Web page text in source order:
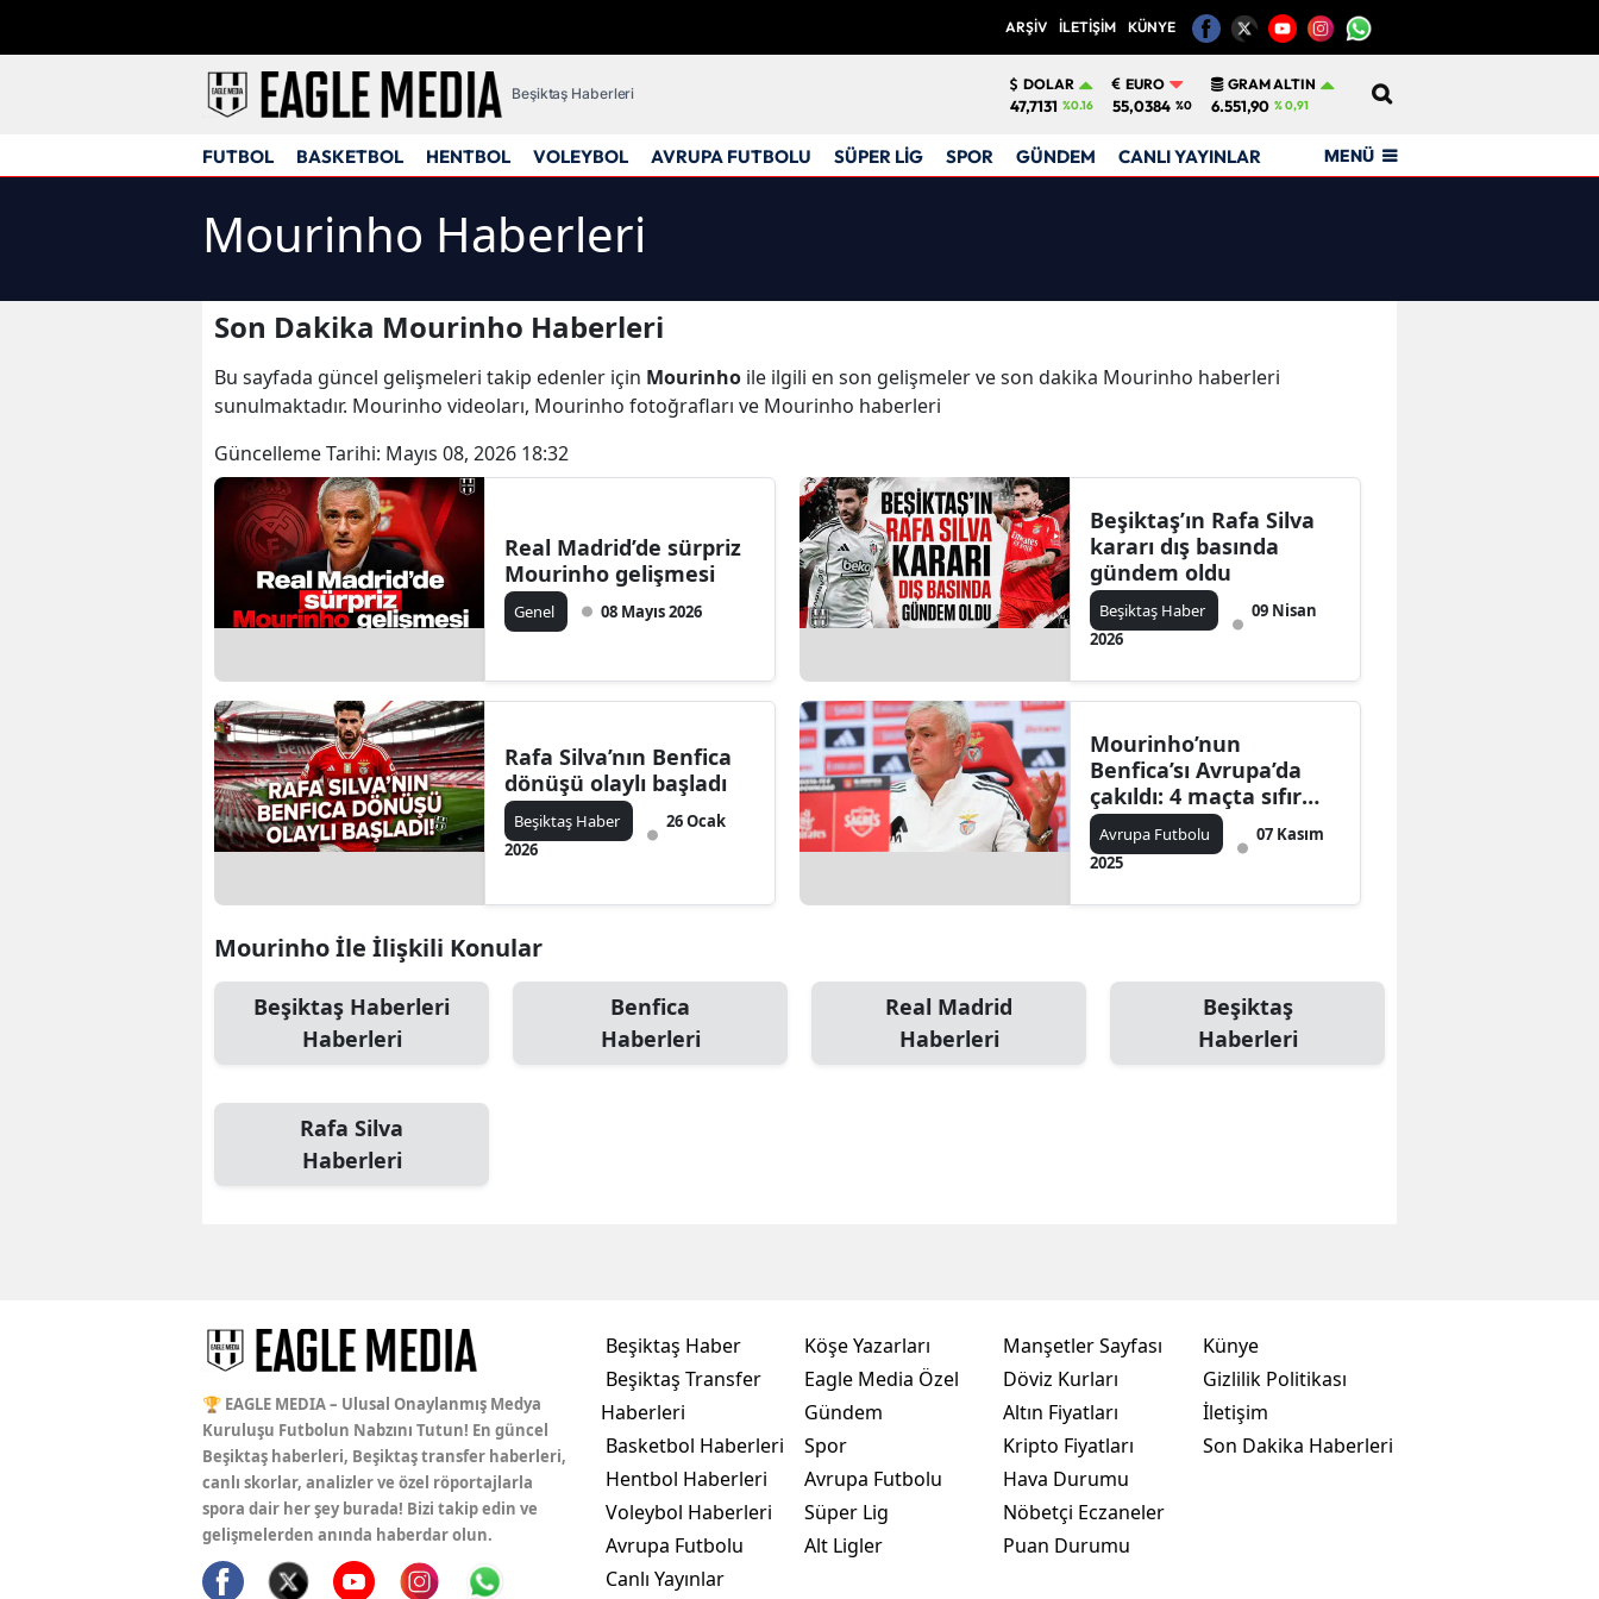
ARŞİV İLETİŞİM KÜNYE
Beşiktaş Haberleri
DOLAR
47,7131 %0.16
EURO
55,0384 %0
GRAM ALTIN
6.551,90 % 0,91
FUTBOL BASKETBOL HENTBOL VOLEYBOL AVRUPA FUTBOLU SÜPER LİG SPOR GÜNDEM CANLI YAYINLAR MENÜ
Mourinho Haberleri
Son Dakika Mourinho Haberleri
Bu sayfada güncel gelişmeleri takip edenler için Mourinho ile ilgili en son gelişmeler ve son dakika Mourinho haberleri
sunulmaktadır. Mourinho videoları, Mourinho fotoğrafları ve Mourinho haberleri
Güncelleme Tarihi: Mayıs 08, 2026 18:32
Real Madrid’de sürpriz
Mourinho gelişmesi
Genel 08 Mayıs 2026
Beşiktaş’ın Rafa Silva
kararı dış basında
gündem oldu
Beşiktaş Haber
09 Nisan
2026
Rafa Silva’nın Benfica
dönüşü olaylı başladı
Beşiktaş Haber
26 Ocak
2026
Mourinho’nun
Benfica’sı Avrupa’da
çakıldı: 4 maçta sıfır
çekti!
Avrupa Futbolu
07 Kasım
2025
Mourinho İle İlişkili Konular
Beşiktaş Haberleri
Haberleri
Benfica
Haberleri
Real Madrid
Haberleri
Beşiktaş
Haberleri
Rafa Silva
Haberleri
🏆 EAGLE MEDIA – Ulusal Onaylanmış Medya
Kuruluşu Futbolun Nabzını Tutun! En güncel
Beşiktaş haberleri, Beşiktaş transfer haberleri,
canlı skorlar, analizler ve özel röportajlarla
spora dair her şey burada! Bizi takip edin ve
gelişmelerden anında haberdar olun.
Beşiktaş Haber
Beşiktaş Transfer
Haberleri
Basketbol Haberleri
Hentbol Haberleri
Voleybol Haberleri
Avrupa Futbolu
Canlı Yayınlar
Köşe Yazarları
Eagle Media Özel
Gündem
Spor
Avrupa Futbolu
Süper Lig
Alt Ligler
Manşetler Sayfası
Döviz Kurları
Altın Fiyatları
Kripto Fiyatları
Hava Durumu
Nöbetçi Eczaneler
Puan Durumu
Künye
Gizlilik Politikası
İletişim
Son Dakika Haberleri